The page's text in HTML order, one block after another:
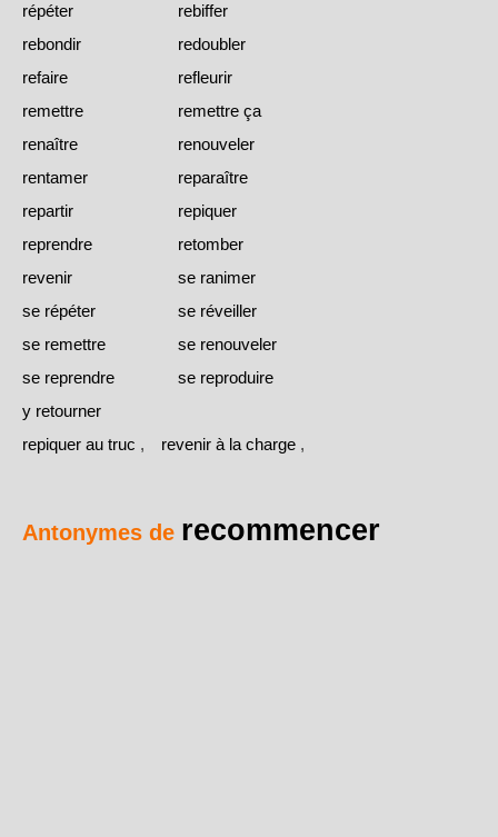
répéter
rebiffer
rebondir
redoubler
refaire
refleurir
remettre
remettre ça
renaître
renouveler
rentamer
reparaître
repartir
repiquer
reprendre
retomber
revenir
se ranimer
se répéter
se réveiller
se remettre
se renouveler
se reprendre
se reproduire
y retourner
repiquer au truc , revenir à la charge ,
Antonymes de recommencer